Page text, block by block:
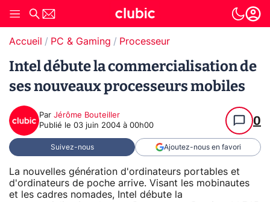
Accueil PC & Gaming Processeur
Intel débute la commercialisation de
ses nouveaux processeurs mobiles
Par Jérôme Bouteiller
Publié le 03 juin 2004 à 00h00 0
Suivez-nous Ajoutez-nous en favori
La nouvelles génération d'ordinateurs portables et
d'ordinateurs de poche arrive. Visant les mobinautes
et les cadres nomades, Intel débute la